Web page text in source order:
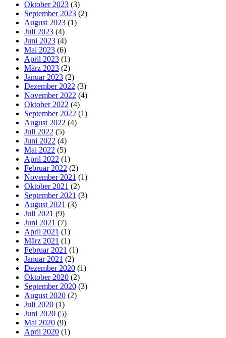
Oktober 2023 (3)
September 2023 (2)
August 2023 (1)
Juli 2023 (4)
Juni 2023 (4)
Mai 2023 (6)
April 2023 (1)
März 2023 (2)
Januar 2023 (2)
Dezember 2022 (3)
November 2022 (4)
Oktober 2022 (4)
September 2022 (1)
August 2022 (4)
Juli 2022 (5)
Juni 2022 (4)
Mai 2022 (5)
April 2022 (1)
Februar 2022 (2)
November 2021 (1)
Oktober 2021 (2)
September 2021 (3)
August 2021 (3)
Juli 2021 (9)
Juni 2021 (7)
April 2021 (1)
März 2021 (1)
Februar 2021 (1)
Januar 2021 (2)
Dezember 2020 (1)
Oktober 2020 (2)
September 2020 (3)
August 2020 (2)
Juli 2020 (1)
Juni 2020 (5)
Mai 2020 (9)
April 2020 (1)